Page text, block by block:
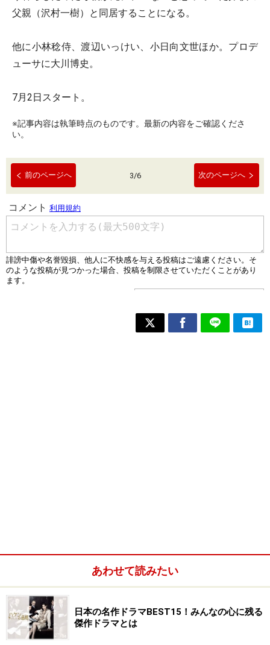
父親（沢村一樹）と同居することになる。
他に小林稔侍、渡辺いっけい、小日向文世ほか。プロデ
ューサに大川博史。
7月2日スタート。
※記事内容は執筆時点のものです。最新の内容をご確認くださ
い。
前のページへ 3/6 次のページへ
あわせて読みたい
日本の名作ドラマBEST15！みんなの心に残る
傑作ドラマとは